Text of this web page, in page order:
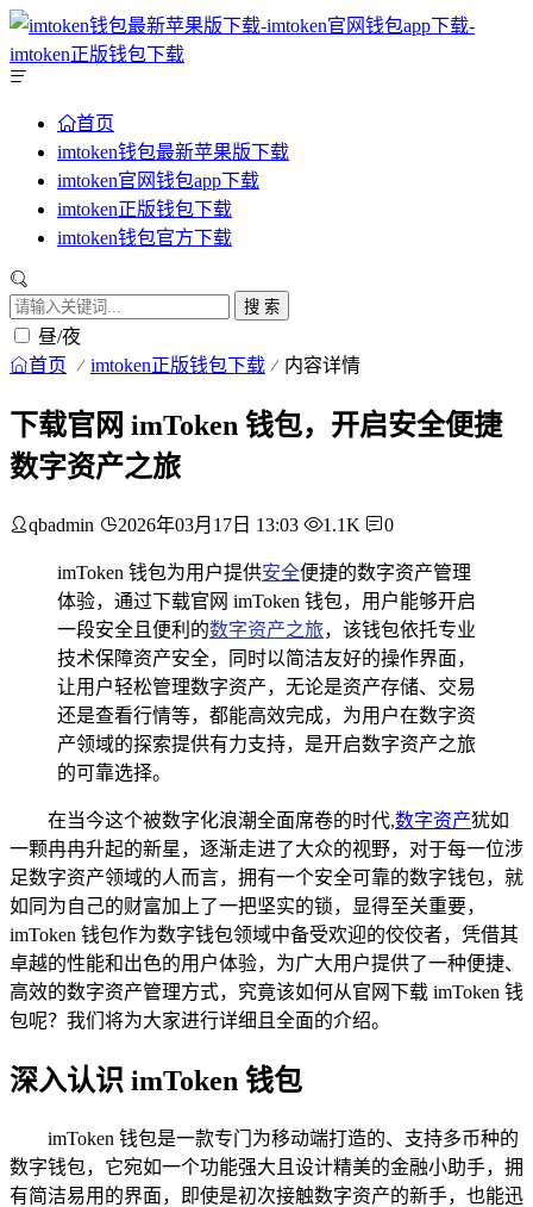
首页
imtoken钱包最新苹果版下载
imtoken官网钱包app下载
imtoken正版钱包下载
imtoken钱包官方下载
搜 索
昼/夜
首页 imtoken正版钱包下载 内容详情
下载官网 imToken 钱包，开启安全便捷
数字资产之旅
qbadmin 2026年03月17日 13:03 1.1K 0
imToken 钱包为用户提供安全便捷的数字资产管理
体验，通过下载官网 imToken 钱包，用户能够开启
一段安全且便利的数字资产之旅，该钱包依托专业
技术保障资产安全，同时以简洁友好的操作界面，
让用户轻松管理数字资产，无论是资产存储、交易
还是查看行情等，都能高效完成，为用户在数字资
产领域的探索提供有力支持，是开启数字资产之旅
的可靠选择。
在当今这个被数字化浪潮全面席卷的时代,数字资产犹如
一颗冉冉升起的新星，逐渐走进了大众的视野，对于每一位涉
足数字资产领域的人而言，拥有一个安全可靠的数字钱包，就
如同为自己的财富加上了一把坚实的锁，显得至关重要，
imToken 钱包作为数字钱包领域中备受欢迎的佼佼者，凭借其
卓越的性能和出色的用户体验，为广大用户提供了一种便捷、
高效的数字资产管理方式，究竟该如何从官网下载 imToken 钱
包呢？我们将为大家进行详细且全面的介绍。
深入认识 imToken 钱包
imToken 钱包是一款专门为移动端打造的、支持多币种的
数字钱包，它宛如一个功能强大且设计精美的金融小助手，拥
有简洁易用的界面，即使是初次接触数字资产的新手，也能迅